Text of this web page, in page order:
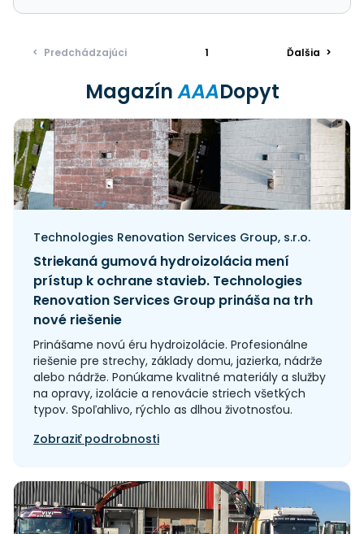
< Predchádzajúci 1 Ďalšia >
MagazínAAADopyt
Technologies Renovation Services Group, s.r.o.
Striekaná gumová hydroizolácia mení
prístup k ochrane stavieb. Technologies
Renovation Services Group prináša na trh
nové riešenie
Prinášame novú éru hydroizolácie. Profesionálne
riešenie pre strechy, základy domu, jazierka, nádrže
alebo nádrže. Ponúkame kvalitné materiály a služby
na opravy, izolácie a renovácie striech všetkých
typov. Spoľahlivo, rýchlo as dlhou životnosťou.
Zobraziť podrobnosti